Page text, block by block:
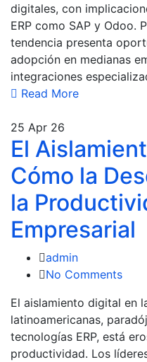
digitales, con
ERP como SAP y Odoo.
tendencia presenta
adopción en medianas
integraciones
Read More
25 Apr 26
El
Cómo la
la
Empresarial
admin
No Comments
El aislamiento digital en
latinoamericanas,
tecnologías ERP, está
productividad. Los